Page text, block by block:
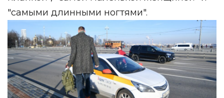
"самыми длинными ногтями".